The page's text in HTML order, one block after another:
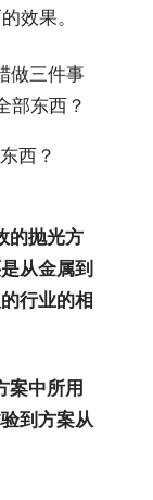
效果。
的抛光方
从金属到
行业的相
案中所用
到方案从